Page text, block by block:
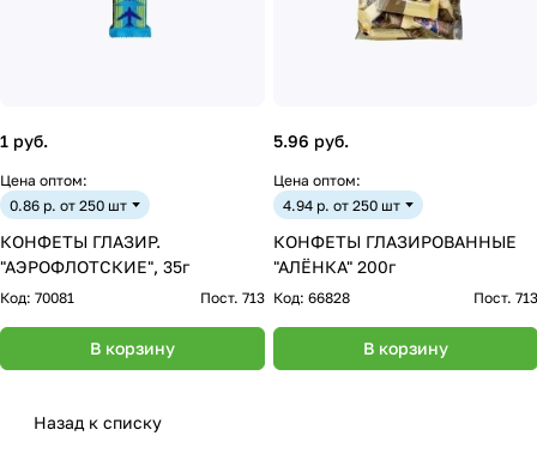
1 руб.
Цена оптом:
0.86 р. от 250 шт
КОНФЕТЫ ГЛАЗИР.
"АЭРОФЛОТСКИЕ", 35г
Код: 70081 Пост. 713
В корзину
5.96 руб.
Цена оптом:
4.94 р. от 250 шт
КОНФЕТЫ ГЛАЗИРОВАННЫЕ
"АЛЁНКА" 200г
Код: 66828 Пост. 713
В корзину
Назад к списку